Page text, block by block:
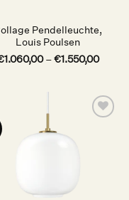
Pendelleuchte,
Louis Poulsen
1.060,00–€1.550,00
Wunschliste